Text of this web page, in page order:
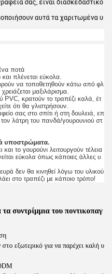
σας, είναι διασκεδαστικό
αυτά τα χαριτωμένα υ
ποτά
πλένεται εύκολα.
να τοποθετηθούν κάτω από φλ
μαξιλάρισμα.
PVC, κρατούν το τραπέζι καλά, έτ
ότι θα γλιστρήσουν.
σας στο σπίτι ή στη δουλειά, επ
λάτρη του πανδά/γουρουνιού στ
υποστρώματα.
το γουρούνι λειτουργούν τέλεια
εύκολα όπως κάποιες άλλες υ
δεν θα κινηθεί λόγω του υλικού
στο τραπέζι με κάποιο τρόπο!
τα συντρίμμια του ποντικοπαγ
εξωτερικό για να παρέχει καλή υ